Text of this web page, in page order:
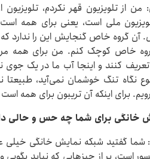
من از تلویزیون قهر نکردم،
ملی است، یعنی برای همه
گروه خاص گنجایش این را ندارد که
خاص کوچک کنم. من برای همه
کنند و اینجا آب ما در یک جوی
نگاه تنگ خوشمان نمی‌آید،
برای اینکه آن تریبون برای همه
خانگی برای شما چه حس و حالی
شما گفتید شبکه نمایش خانگی